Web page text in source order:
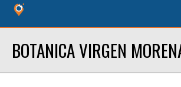
BOTANICA VIRGEN